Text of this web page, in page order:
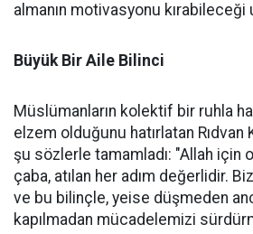
almanın motivasyonu kırabileceği
Büyük Bir Aile Bilinci
Müslümanların kolektif bir ruhla
elzem olduğunu hatırlatan Rıdvan
şu sözlerle tamamladı: "Allah için
çaba, atılan her adım değerlidir.
ve bu bilinçle, yeise düşmeden
kapılmadan mücadelemizi